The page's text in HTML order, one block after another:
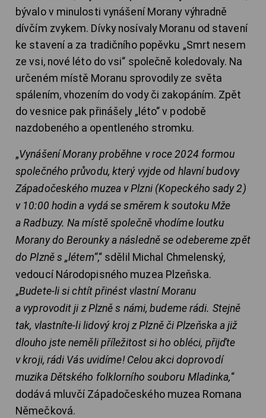
bývalo v minulosti vynášení Morany výhradně
dívčím zvykem. Dívky nosívaly Moranu od stavení
ke stavení a za tradičního popěvku „Smrt nesem
ze vsi, nové léto do vsi“ společně koledovaly. Na
určeném místě Moranu sprovodily ze světa
spálením, vhozením do vody či zakopáním. Zpět
do vesnice pak přinášely „léto“ v podobě
nazdobeného a opentleného stromku.
„Vynášení Morany proběhne v roce 2024 formou
společného průvodu, který vyjde od hlavní budovy
Západočeského muzea v Plzni (Kopeckého sady 2)
v 10:00 hodin a vydá se směrem k soutoku Mže
a Radbuzy. Na místě společně vhodíme loutku
Morany do Berounky a následně se odebereme zpět
do Plzně s „létem“,“ sdělil Michal Chmelenský,
vedoucí Národopisného muzea Plzeňska.
„Budete-li si chtít přinést vlastní Moranu
a vyprovodit ji z Plzně s námi, budeme rádi. Stejně
tak, vlastníte-li lidový kroj z Plzně či Plzeňska a již
dlouho jste neměli příležitost si ho obléci, přijďte
v kroji, rádi Vás uvidíme! Celou akci doprovodí
muzika Dětského folklorního souboru Mladinka,“
dodává mluvčí Západočeského muzea Romana
Němečková.